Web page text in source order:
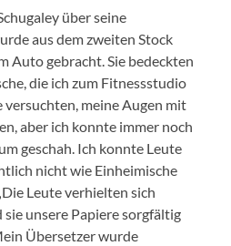
über seine
aus dem zweiten Stock
Auto gebracht. Sie bedeckten
die ich zum Fitnessstudio
versuchten, meine Augen mit
aber ich konnte immer noch
geschah. Ich konnte Leute
nicht wie Einheimische
Leute verhielten sich
unsere Papiere sorgfältig
Übersetzer wurde